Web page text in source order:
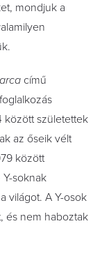
mondjuk a
című
között születettek
az őseik vélt
között
soknak
világot. A Y-osok
és nem haboztak